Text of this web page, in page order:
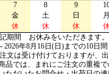
7 8 9
金 土 日 月
休 休 休
期間 お休みをいただきます。
2026年8月16日(日)までの10日間
文は受け付けておりますが、
では、まれにご注文の重複で